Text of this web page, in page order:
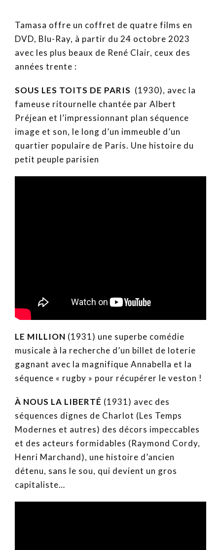
Tamasa offre un coffret de quatre films en
DVD, Blu-Ray, à partir du 24 octobre 2023
avec les plus beaux de René Clair, ceux des
années trente :
SOUS LES TOITS DE PARIS (1930), avec la
fameuse ritournelle chantée par Albert
Préjean et l’impressionnant plan séquence
image et son, le long d’un immeuble d’un
quartier populaire de Paris. Une histoire du
petit peuple parisien
LE MILLION (1931) une superbe comédie
musicale à la recherche d’un billet de loterie
gagnant avec la magnifique Annabella et la
séquence « rugby » pour récupérer le veston !
À NOUS LA LIBERTÉ (1931) avec des
séquences dignes de Charlot (Les Temps
Modernes et autres) des décors impeccables
et des acteurs formidables (Raymond Cordy,
Henri Marchand), une histoire d’ancien
détenu, sans le sou, qui devient un gros
capitaliste…